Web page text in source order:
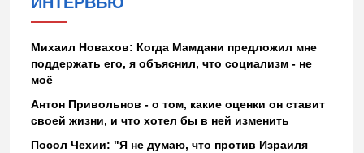
Михаил Новахов: Когда Мамдани предложил мне
поддержать его, я объяснил, что социализм - не
моё
Антон Привольнов - о том, какие оценки он ставит
своей жизни, и что хотел бы в ней изменить
Посол Чехии: "Я не думаю, что против Израиля